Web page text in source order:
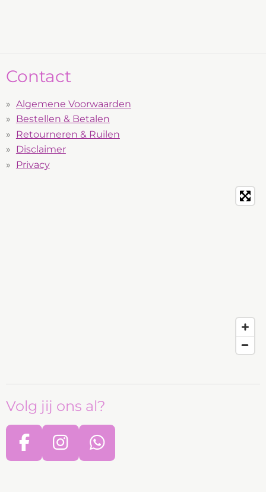
Contact
Algemene Voorwaarden
Bestellen & Betalen
Retourneren & Ruilen
Disclaimer
Privacy
Volg jij ons al?
F
I
W